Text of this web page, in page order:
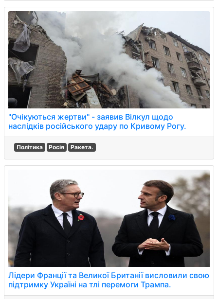
"Очікуються жертви" - заявив Вілкул щодо
наслідків російського удару по Кривому Рогу.
Політика Росія Ракета.
Лідери Франції та Великої Британії висловили свою
підтримку Україні на тлі перемоги Трампа.